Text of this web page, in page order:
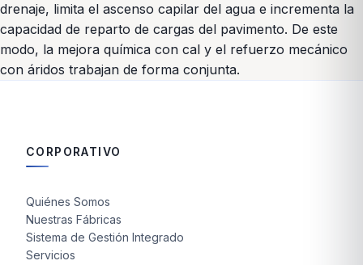
drenaje, limita el ascenso capilar del agua e incrementa la
capacidad de reparto de cargas del pavimento. De este
modo, la mejora química con cal y el refuerzo mecánico
con áridos trabajan de forma conjunta.
CORPORATIVO
Quiénes Somos
Nuestras Fábricas
Sistema de Gestión Integrado
Servicios